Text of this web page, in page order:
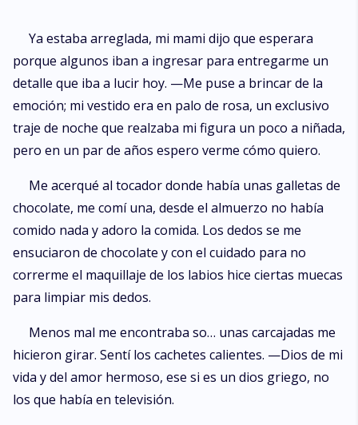
Ya estaba arreglada, mi mami dijo que esperara
porque algunos iban a ingresar para entregarme un
detalle que iba a lucir hoy. —Me puse a brincar de la
emoción; mi vestido era en palo de rosa, un exclusivo
traje de noche que realzaba mi figura un poco a niñada,
pero en un par de años espero verme cómo quiero.
Me acerqué al tocador donde había unas galletas de
chocolate, me comí una, desde el almuerzo no había
comido nada y adoro la comida. Los dedos se me
ensuciaron de chocolate y con el cuidado para no
correrme el maquillaje de los labios hice ciertas muecas
para limpiar mis dedos.
Menos mal me encontraba so… unas carcajadas me
hicieron girar. Sentí los cachetes calientes. —Dios de mi
vida y del amor hermoso, ese si es un dios griego, no
los que había en televisión.